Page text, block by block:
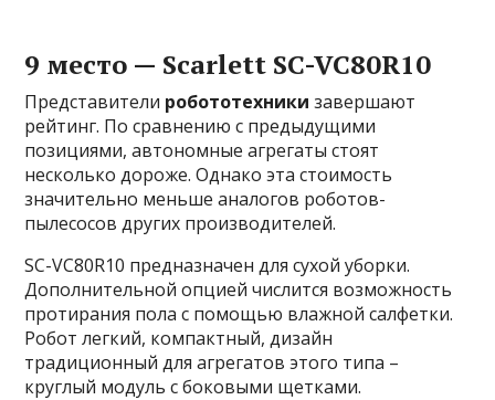
9 место — Scarlett SC-VC80R10
Представители робототехники завершают
рейтинг. По сравнению с предыдущими
позициями, автономные агрегаты стоят
несколько дороже. Однако эта стоимость
значительно меньше аналогов роботов-
пылесосов других производителей.
SC-VC80R10 предназначен для сухой уборки.
Дополнительной опцией числится возможность
протирания пола с помощью влажной салфетки.
Робот легкий, компактный, дизайн
традиционный для агрегатов этого типа –
круглый модуль с боковыми щетками.